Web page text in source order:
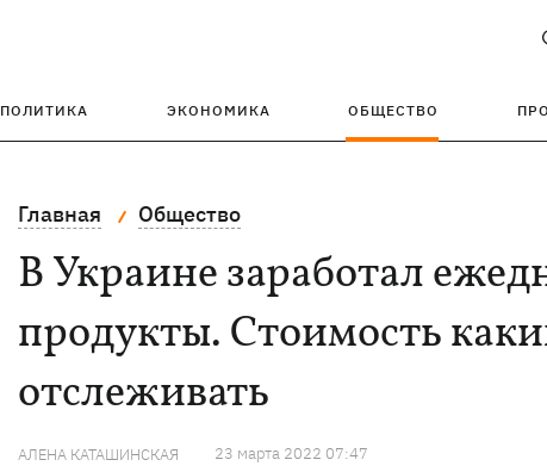
ПОЛИТИКА ЭКОНОМИКА ОБЩЕСТВО
Главная Общество
В Украине заработал
продукты. Стоимость
отслеживать
АЛЕНА КАТАШИНСКАЯ 23 марта 2022 07:47